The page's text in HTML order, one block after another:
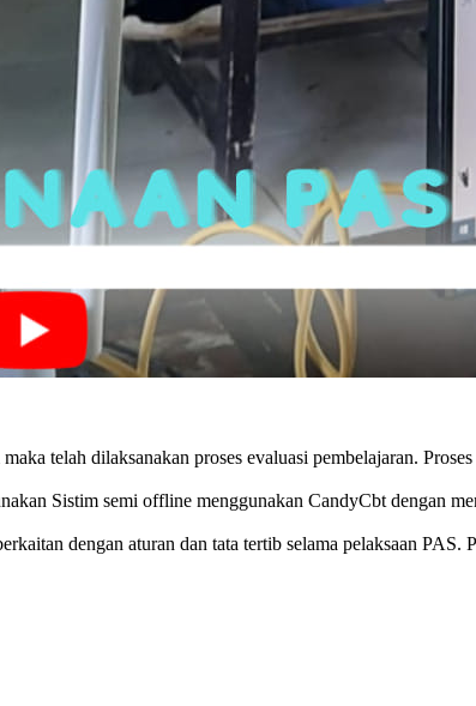
telah dilaksanakan proses evaluasi pembelajaran.
Sistim semi offline menggunakan CandyCbt dengan
dengan aturan dan tata tertib selama pelaksaan PAS.